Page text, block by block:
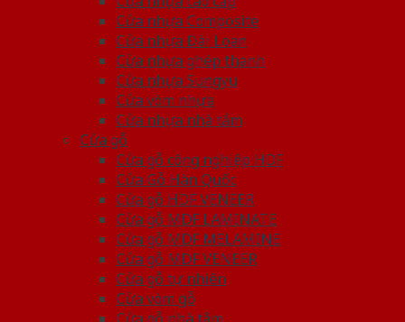
Cửa nhựa Composite
Cửa nhựa Đài Loan
Cửa nhựa ghép thanh
Cửa nhựa Sungyu
Cửa vòm nhựa
Cửa nhựa nhà tắm
Cửa gỗ
Cửa gỗ công nghiệp HDF
Cửa Gỗ Hàn Quốc
Cửa gỗ HDF VENEER
Cửa gỗ MDF LAMINATE
Cửa gỗ MDF MELAMINE
Cửa gỗ MDF VENEER
Cửa gỗ tự nhiên
Cửa vòm gỗ